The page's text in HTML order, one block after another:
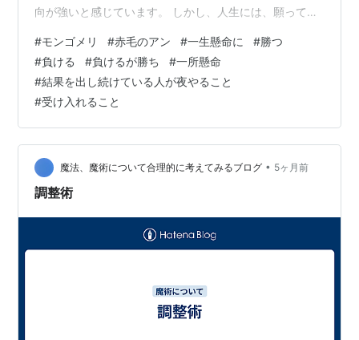
向が強いと感じています。 しかし、人生には、願ってい
打ちひしがれます。 でも、そんな時、後半のフレーズ
が、心に刺さります。 それは、「一生懸命やって負ける
こと」です。 共通するのは、「一生懸命」です。 よく似
た言葉で「一所懸命」というものもあります。 これは、
焦点を合わせる所が多少違うかなと言うニュアンスです
ね。 競技に臨む人たちは、大会…
#モンゴメリ #赤毛のアン #一生懸命に #勝つ
#負ける #負けるが勝ち #一所懸命
#結果を出し続けている人が夜やること
#受け入れること
魔法、魔術について合理的に考えてみるブログ • 5ヶ月前
調整術